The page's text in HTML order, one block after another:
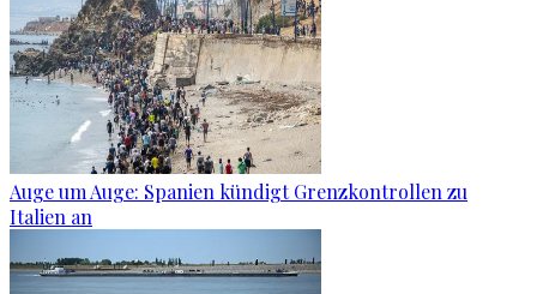
Auge um Auge: Spanien kündigt Grenzkontrollen zu
Italien an